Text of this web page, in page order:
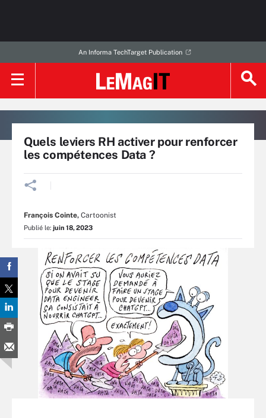
An Informa TechTarget Publication
Quels leviers RH activer pour renforcer
les compétences Data ?
François Cointe, Cartoonist
Publié le: juin 18, 2023